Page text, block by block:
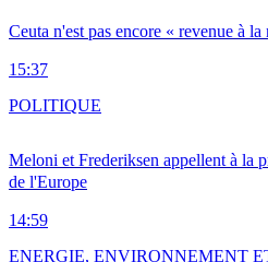
Ceuta n'est pas encore « revenue à la
15:37
Meloni et Frederiksen appellent à la
de l'Europe
14:59
POLITIQUE
ENERGIE, ENVIRONNEMENT